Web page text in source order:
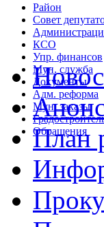
Район
Совет
КСО
Упр. финансов
Мун. служба
Документы
Адм. реформа
Мун. заказы
Обращения
План